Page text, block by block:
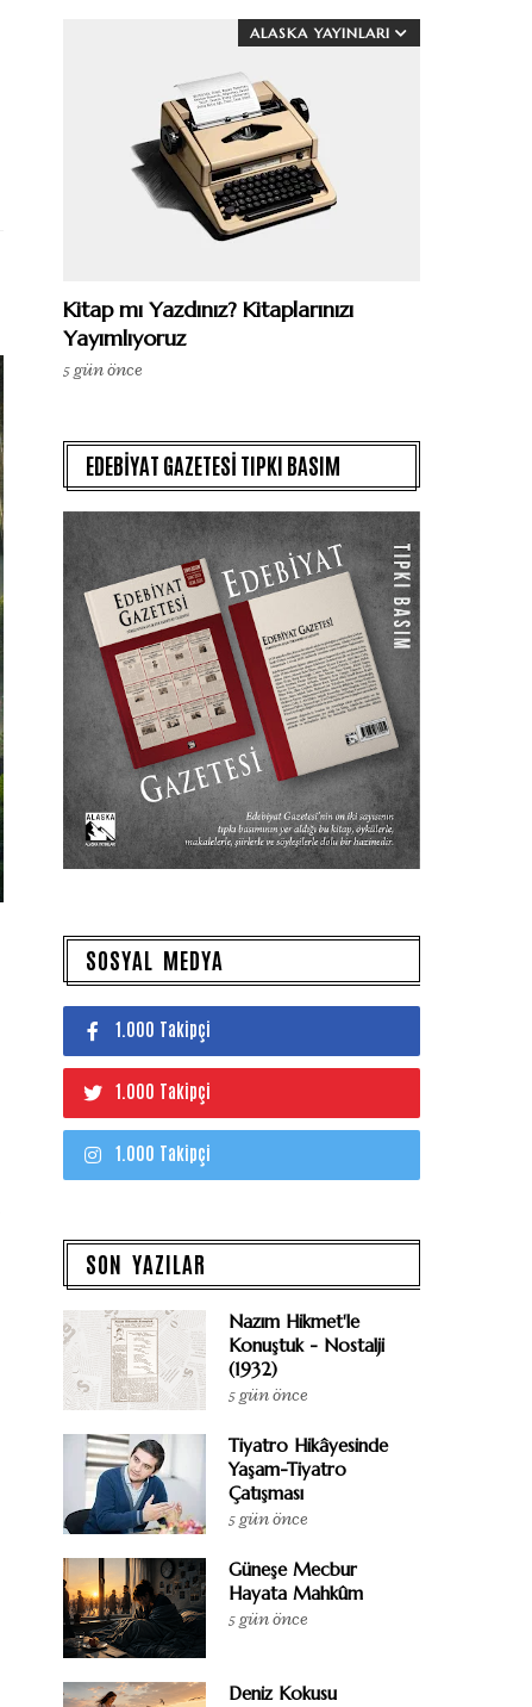
ALASKA YAYINLARI
Kitap mı Yazdınız? Kitaplarınızı
Yayımlıyoruz
5 gün önce
EDEBİYAT GAZETESİ TIPKI BASIM
SOSYAL MEDYA
1.000 Takipçi
1.000 Takipçi
1.000 Takipçi
SON YAZILAR
Nazım Hikmet'le
Konuştuk - Nostalji
(1932)
5 gün önce
Tiyatro Hikâyesinde
Yaşam-Tiyatro
Çatışması
5 gün önce
Güneşe Mecbur
Hayata Mahkûm
5 gün önce
Deniz Kokusu